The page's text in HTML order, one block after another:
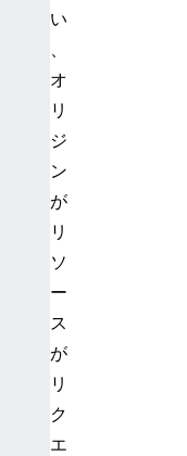
い
オ
リ
ジ
ン
が
リ
ソ
ー
ス
が
リ
ク
エ